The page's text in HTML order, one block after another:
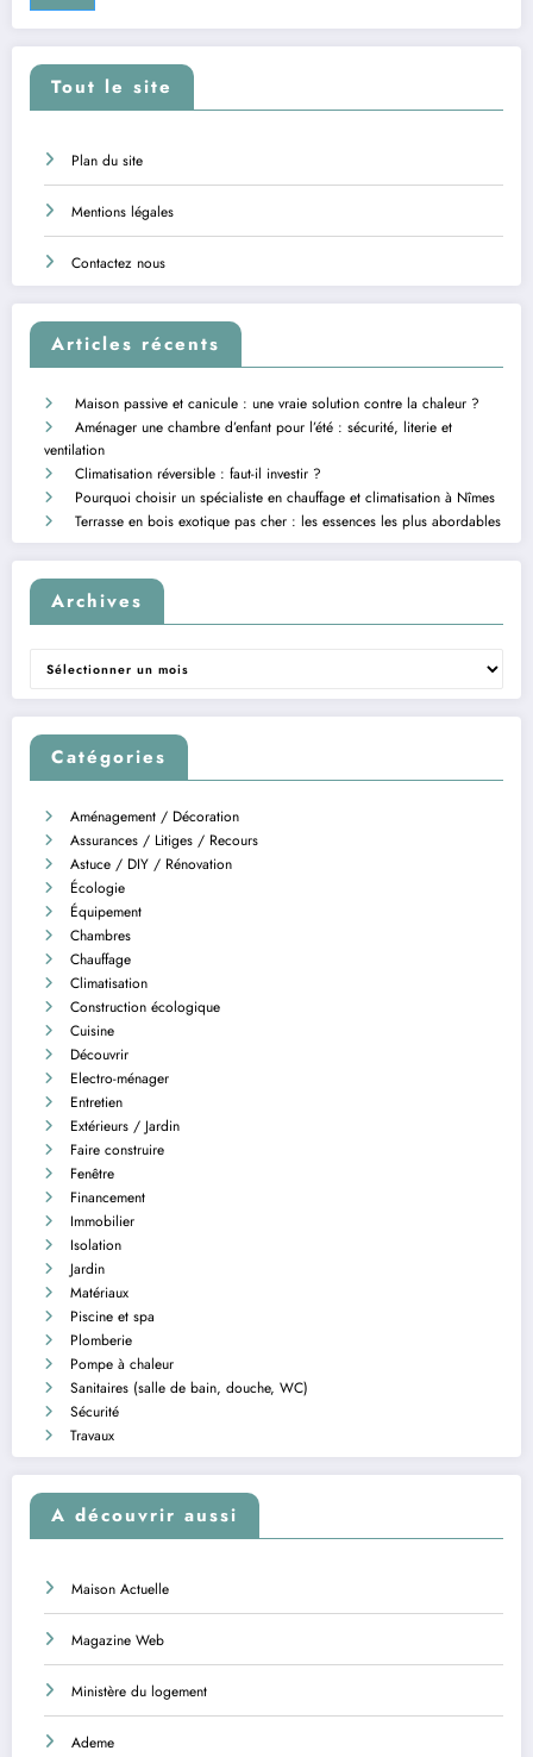
Tout le site
Plan du site
Mentions légales
Contactez nous
Articles récents
Maison passive et canicule : une vraie solution contre la chaleur ?
Aménager une chambre d’enfant pour l’été : sécurité, literie et
ventilation
Climatisation réversible : faut-il investir ?
Pourquoi choisir un spécialiste en chauffage et climatisation à Nîmes
Terrasse en bois exotique pas cher : les essences les plus abordables
Archives
Archives
Catégories
Aménagement / Décoration
Assurances / Litiges / Recours
Astuce / DIY / Rénovation
Écologie
Équipement
Chambres
Chauffage
Climatisation
Construction écologique
Cuisine
Découvrir
Electro-ménager
Entretien
Extérieurs / Jardin
Faire construire
Fenêtre
Financement
Immobilier
Isolation
Jardin
Matériaux
Piscine et spa
Plomberie
Pompe à chaleur
Sanitaires (salle de bain, douche, WC)
Sécurité
Travaux
A découvrir aussi
Maison Actuelle
Magazine Web
Ministère du logement
Ademe